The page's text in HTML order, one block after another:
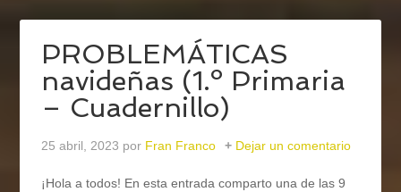
PROBLEMÁTICAS
navideñas (1.º Primaria
– Cuadernillo)
25 abril, 2023 por Fran Franco Dejar un comentario
¡Hola a todos! En esta entrada comparto una de las 9